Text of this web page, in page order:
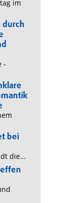
im
durch
-
bei
die...